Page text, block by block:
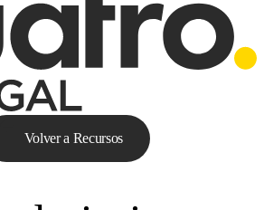
Volver a Recursos